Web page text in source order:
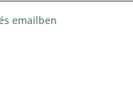
emailben